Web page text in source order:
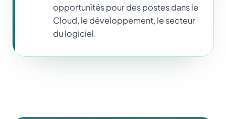
opportunités pour des postes dans le
Cloud, le développement, le secteur
du logiciel.